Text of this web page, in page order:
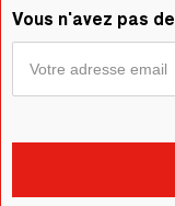
Vous n'avez pas